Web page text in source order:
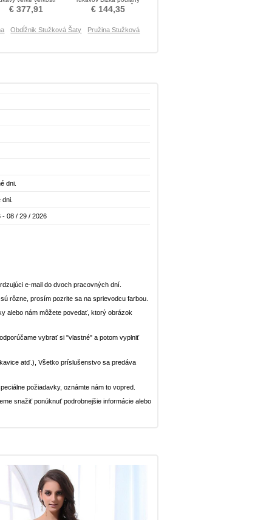
Stužková Šaty
€ 377,91
Formálne Stužková Šaty
€ 144,35
Obdĺžnik Stužková Šaty
Pružina Stužková
dni.
- 08 / 29 / 2026
e-mail do dvoch pracovných dní.
rôzne, prosím pozrite sa na sprievodcu farbou.
alebo nám môžete povedať, ktorý obrázok
vybrať si "vlastné" a potom vyplniť
atď.), Všetko príslušenstvo sa predáva
požiadavky, oznámte nám to vopred.
snažiť ponúknuť podrobnejšie informácie alebo